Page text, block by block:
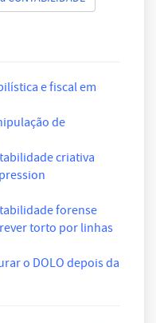
e fiscal em
de
criativa
forense
torto por linhas
o DOLO depois da